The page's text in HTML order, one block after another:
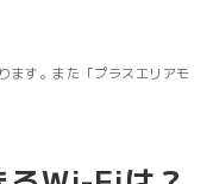
ます。また「プラスエリアモ